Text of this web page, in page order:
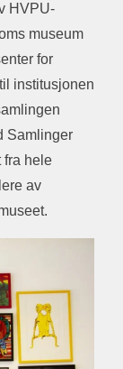
HVPU-
museum
for
institusjonen
Samlinger
fra hele
av